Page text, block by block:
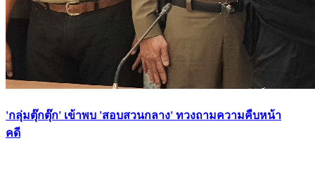
'กลุ่มตุ๊กตุ๊ก' เข้าพบ 'สอบสวนกลาง' ทวงถามความคืบหน้า
คดี